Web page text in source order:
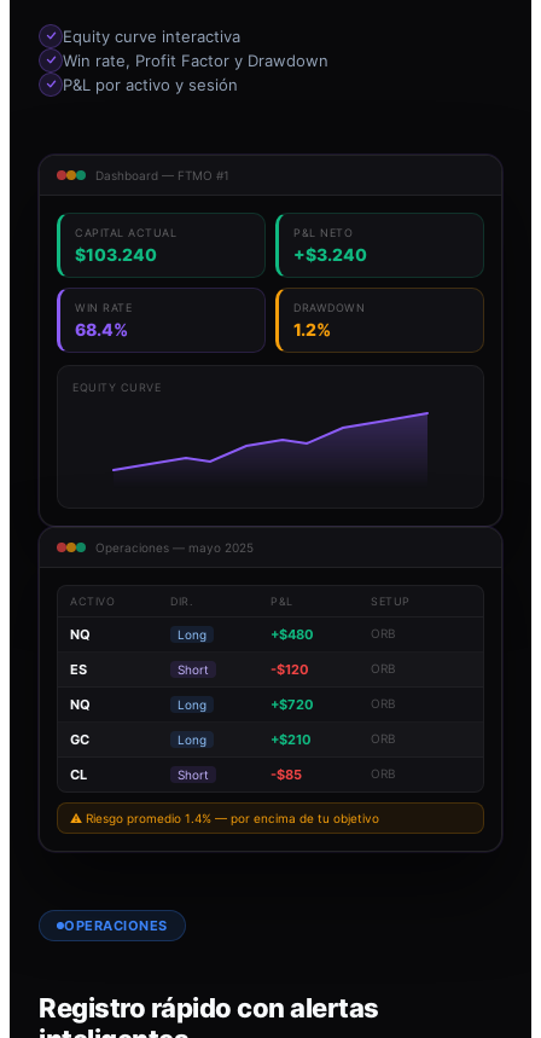
Equity curve interactiva
Win rate, Profit Factor y Drawdown
P&L por activo y sesión
Dashboard — FTMO #1
CAPITAL ACTUAL
$103.240
P&L NETO
+$3.240
WIN RATE
68.4%
DRAWDOWN
1.2%
EQUITY CURVE
Operaciones — mayo 2025
ACTIVO DIR. P&L SETUP
NQ Long +$480 ORB
ES Short -$120 ORB
NQ Long +$720 ORB
GC Long +$210 ORB
CL Short -$85 ORB
⚠ Riesgo promedio 1.4% — por encima de tu objetivo
OPERACIONES
Registro rápido con alertas